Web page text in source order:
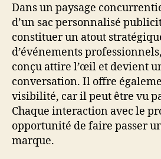
Dans un paysage
d’un sac personnalisé
constituer un atout
d’événements
conçu attire l’œil et devient
conversation. Il offre
visibilité, car il peut être vu
Chaque interaction avec le
opportunité de faire passer
marque.